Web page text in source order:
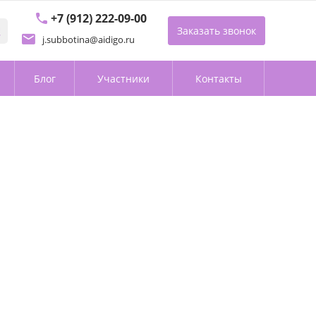
+7 (912) 222-09-00
j.subbotina@aidigo.ru
Заказать звонок
Блог Участники Контакты